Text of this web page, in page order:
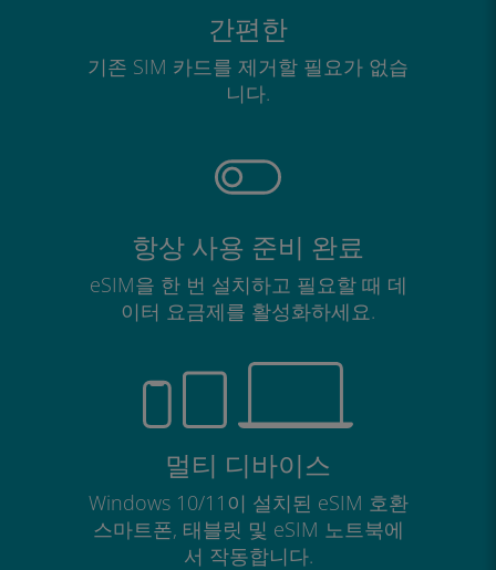
간편한
기존 SIM 카드를 제거할 필요가 없습
니다.
항상 사용 준비 완료
eSIM을 한 번 설치하고 필요할 때 데
이터 요금제를 활성화하세요.
멀티 디바이스
Windows 10/11이 설치된 eSIM 호환
스마트폰, 태블릿 및 eSIM 노트북에
서 작동합니다.